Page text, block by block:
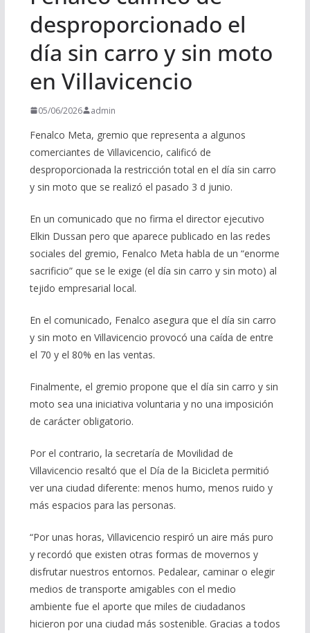
desproporcionado el
día sin carro y sin moto
en Villavicencio
05/06/2026 admin
Fenalco Meta, gremio que representa a algunos
comerciantes de Villavicencio, calificó de
desproporcionada la restricción total en el día sin carro
y sin moto que se realizó el pasado 3 d junio.
En un comunicado que no firma el director ejecutivo
Elkin Dussan pero que aparece publicado en las redes
sociales del gremio, Fenalco Meta habla de un “enorme
sacrificio” que se le exige (el día sin carro y sin moto) al
tejido empresarial local.
En el comunicado, Fenalco asegura que el día sin carro
y sin moto en Villavicencio provocó una caída de entre
el 70 y el 80% en las ventas.
Finalmente, el gremio propone que el día sin carro y sin
moto sea una iniciativa voluntaria y no una imposición
de carácter obligatorio.
Por el contrario, la secretaría de Movilidad de
Villavicencio resaltó que el Día de la Bicicleta permitió
ver una ciudad diferente: menos humo, menos ruido y
más espacios para las personas.
“Por unas horas, Villavicencio respiró un aire más puro
y recordó que existen otras formas de movernos y
disfrutar nuestros entornos. Pedalear, caminar o elegir
medios de transporte amigables con el medio
ambiente fue el aporte que miles de ciudadanos
hicieron por una ciudad más sostenible. Gracias a todos